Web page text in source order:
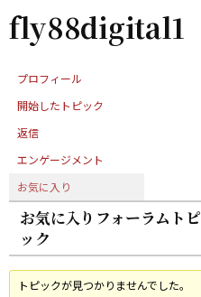
プ
ム
fly88digital1
プロフィール
開始したトピック
返信
エンゲージメント
お気に入り
お気に入りフォーラムトピ
ック
トピックが見つかりませんでした。